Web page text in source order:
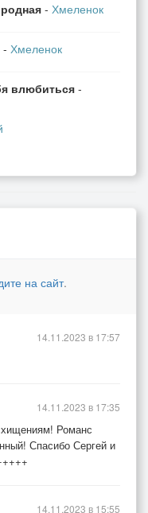
- Хмеленок
- Хмеленок
влюбиться -
на сайт.
14.11.2023 в 17:57
Романс
Спасибо Сергей и
14.11.2023 в 17:35
14.11.2023 в 15:55